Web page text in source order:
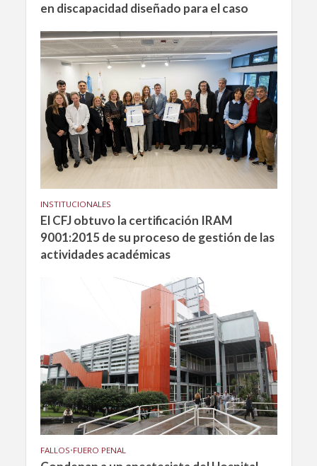
en discapacidad diseñado para el caso
INSTITUCIONALES
El CFJ obtuvo la certificación IRAM
9001:2015 de su proceso de gestión de las
actividades académicas
FALLOS•FUERO PENAL